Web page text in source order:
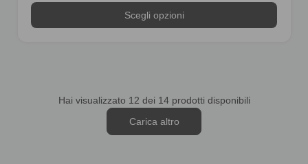
Scegli opzioni
Hai visualizzato 12 dei 14 prodotti disponibili
Carica altro